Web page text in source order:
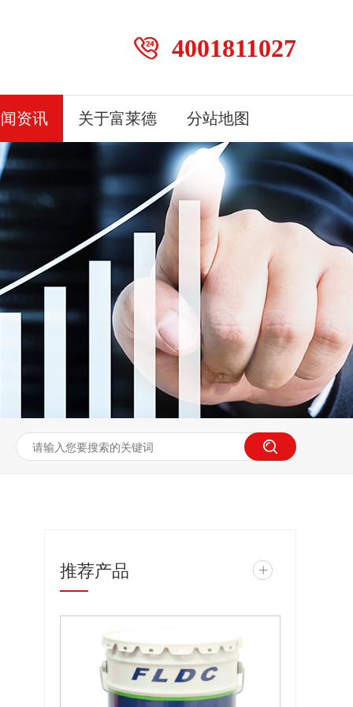
4001811027
资讯 关于富莱德 分站地图
推荐产品 +